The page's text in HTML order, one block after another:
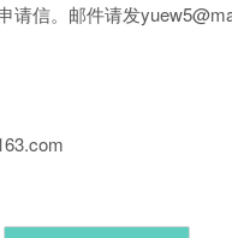
信。邮件请发